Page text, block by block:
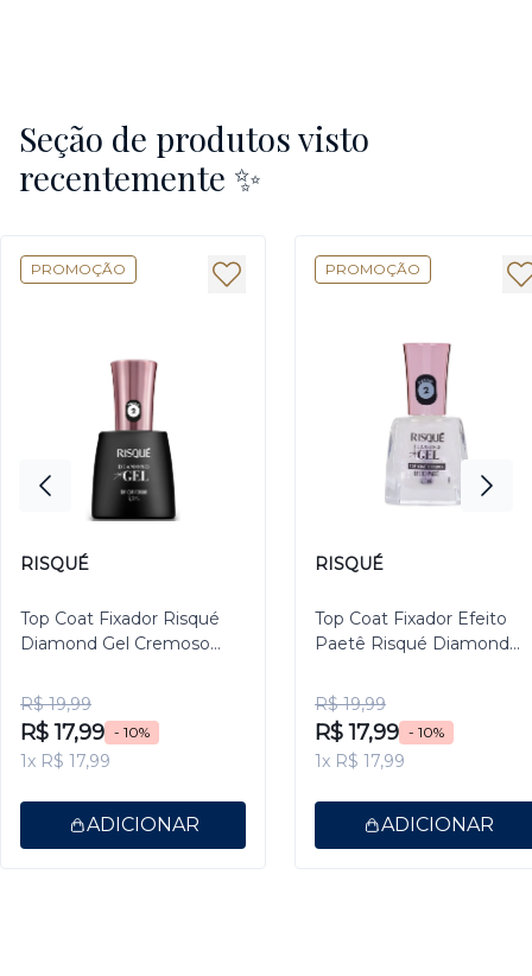
Seção de produtos visto
recentemente ✨
PROMOÇÃO
RISQUÉ
Top Coat Fixador Risqué
Diamond Gel Cremoso
R$ 19,99
R$ 17,99 - 10%
1x R$ 17,99
ADICIONAR
PROMOÇÃO
RISQUÉ
Top Coat Fixador Efeito
Paetê Risqué Diamond
R$ 19,99
R$ 17,99 - 10%
1x R$ 17,99
ADICIONAR